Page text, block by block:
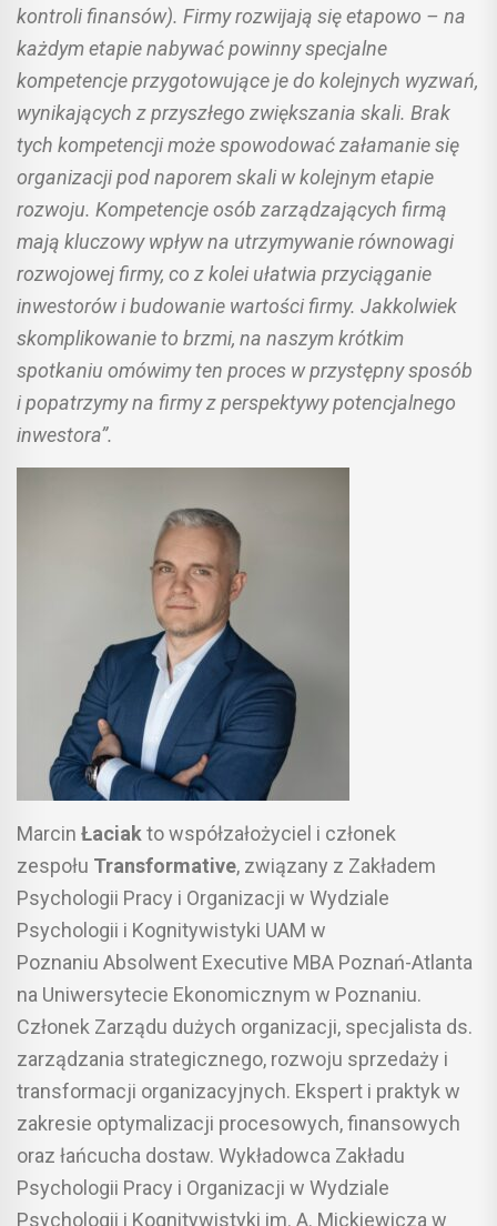
kontroli finansów). Firmy rozwijają się etapowo – na
każdym etapie nabywać powinny specjalne
kompetencje przygotowujące je do kolejnych wyzwań,
wynikających z przyszłego zwiększania skali. Brak
tych kompetencji może spowodować załamanie się
organizacji pod naporem skali w kolejnym etapie
rozwoju. Kompetencje osób zarządzających firmą
mają kluczowy wpływ na utrzymywanie równowagi
rozwojowej firmy, co z kolei ułatwia przyciąganie
inwestorów i budowanie wartości firmy. Jakkolwiek
skomplikowanie to brzmi, na naszym krótkim
spotkaniu omówimy ten proces w przystępny sposób
i popatrzymy na firmy z perspektywy potencjalnego
inwestora”.
Marcin Łaciak to współzałożyciel i członek
zespołu Transformative, związany z Zakładem
Psychologii Pracy i Organizacji w Wydziale
Psychologii i Kognitywistyki UAM w
Poznaniu Absolwent Executive MBA Poznań-Atlanta
na Uniwersytecie Ekonomicznym w Poznaniu.
Członek Zarządu dużych organizacji, specjalista ds.
zarządzania strategicznego, rozwoju sprzedaży i
transformacji organizacyjnych. Ekspert i praktyk w
zakresie optymalizacji procesowych, finansowych
oraz łańcucha dostaw. Wykładowca Zakładu
Psychologii Pracy i Organizacji w Wydziale
Psychologii i Kognitywistyki im. A. Mickiewicza w